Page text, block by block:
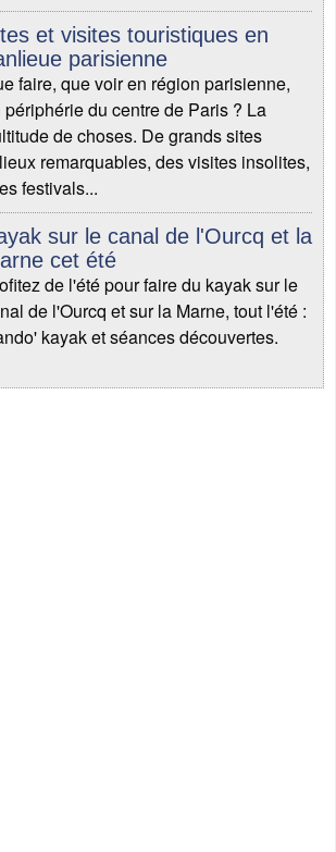
et visites touristiques en
parisienne
faire, que voir en région parisienne,
périphérie du centre de Paris ? La
de choses. De grands sites
remarquables, des visites insolites,
festivals...
sur le canal de l'Ourcq et la
cet été
de l'été pour faire du kayak sur le
de l'Ourcq et sur la Marne, tout l'été :
kayak et séances découvertes.